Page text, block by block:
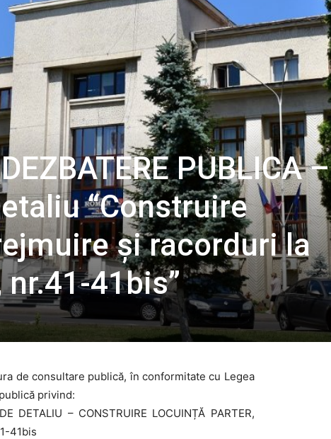
PUBLICA –
“Construire
și racorduri la
41bis”
de consultare publică, în conformitate cu Legea
privind:
DETALIU – CONSTRUIRE LOCUINȚĂ PARTER,
41bis